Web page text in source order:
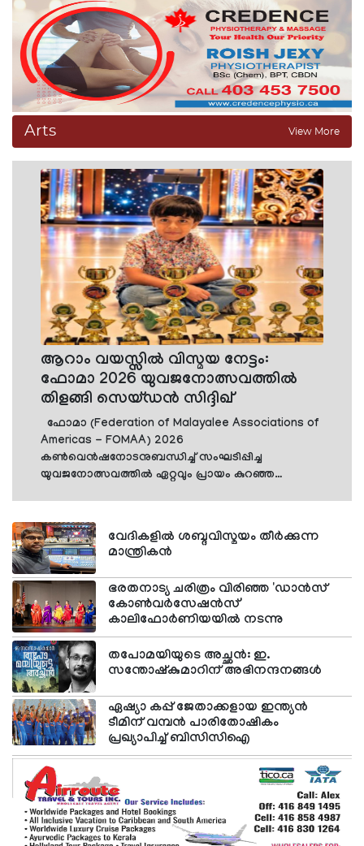
Arts View More
ആറാം വയസ്സില്‍ വിസ്മയ നേട്ടം:
ഫോമാ 2026 യുവജനോത്സവത്തില്‍
തിളങ്ങി സെയ്ഡന്‍ സിദ്ദിഖ്
ഫോമാ (Federation of Malayalee Associations of
Americas - FOMAA) 2026
കണ്‍വെന്‍ഷനോടനുബന്ധിച്ച് സംഘടിപ്പിച്ച
യുവജനോത്സവത്തില്‍ ഏറ്റവും പ്രായം കുറഞ്ഞ
അസാധാരണമായ പ്രകടനത്തിലൂടെ ഏവരുടെയും
ഹൃദയം കീഴടക്കി. കിന്റര്‍ഗാര്‍ട്ടന്‍ വിദ്യാര്‍ഥിയായ
സെയ്ഡന്‍, സബ് ജൂനിയര്‍ വിഭാഗത്തില്‍ ഏറ്റവും
കൂടുതല്‍ പോയിന്റ് നേടിയ മത്സരാര്‍ഥികളില്‍ രണ്ടാം
സ്ഥാനം കരസ്ഥമാക്കി. തന്നെക്കാള്‍ ഏറെ പ്രായമുള്ള
കുട്ടികളോടൊപ്പം മത്സരിച്ചാണ് ഈ ശ്രദ്ധേയമായ
നേട്ടം കൈവരിച്ചത്. ഇംഗ്ലീഷ് പ്രസംഗം, നാടോടി
നൃത്തം എന്നീ ഇനങ്ങളില്‍ ഒന്നാം സ്ഥാനവും, മറ്റ് ആറ്
ഇനങ്ങളില്‍ രണ്ടാം സ്ഥാനവും നേടി സെയ്ഡന്‍ തന്റെ
ആത്മവിശ്വാസവും കലാപാടവവും തെളിയിച്ചു. ഈ
മികവുറ്റ പ്രകടനം വിധികര്‍ത്താക്കളുടെയും
സംഘാടകരുടെയും കാണികളുടെയും പ്രത്യേക
അഭിനന്ദനം നേടി. ജോര്‍ജിയയിലെ കമ്മിംഗില്‍
താമസിക്കുന്ന അബൂബക്കര്‍ സിദ്ദിഖ് ഷൈനി
അബൂബക്കര്‍ ദമ്പതികളുടെ മകനാണ് സെയ്ഡന്‍.
കലാ-സാംസ്‌കാരിക, സാമൂഹിക, സംഘടനാ
രംഗങ്ങളില്‍ സജീവമായ കുടുംബപശ്ചാത്തലത്തില്‍
വളരുന്ന ഈ കൊച്ചു പ്രതിഭയുടെ നേട്ടം ഏവര്‍ക്കും
അഭിമാനമായി. മാതാവ് ഷൈനി അബൂബക്കര്‍,
വേദികളില്‍ ശബ്ദവിസ്മയം തീര്‍ക്കുന്ന
മാന്ത്രികന്‍
ഭരതനാട്യ ചരിത്രം വിരിഞ്ഞ 'ഡാന്‍സ്
കോണ്‍വര്‍സേഷന്‍സ്'
കാലിഫോര്‍ണിയയില്‍ നടന്നു
തപോമയിയുടെ അച്ഛന്‍: ഇ.
സന്തോഷ്‌കുമാറിന് അഭിനന്ദനങ്ങള്‍
ഏഷ്യാ കപ്പ് ജേതാക്കളായ ഇന്ത്യൻ
ടീമിന് വമ്പന്‍ പാരിതോഷികം
പ്രഖ്യാപിച്ച് ബിസിസിഐ